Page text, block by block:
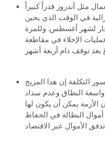
مثل أندروز قدراً كبيراً
في الوقت الذي يحين
لشهر أغسطس. وللمرة
الإخلاء في مقاطعة
التكلفة إن هذا المزيج
النطاق وعدم سداد
الأزمة يمكن أن يكون لها
البطالة في الحفاظ